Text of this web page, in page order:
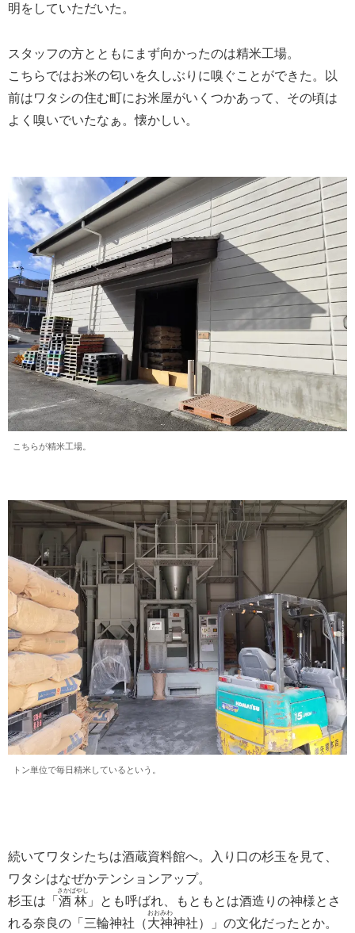
明をしていただいた。
スタッフの方とともにまず向かったのは精米工場。
こちらではお米の匂いを久しぶりに嗅ぐことができた。以
前はワタシの住む町にお米屋がいくつかあって、その頃は
よく嗅いでいたなぁ。懐かしい。
こちらが精米工場。
トン単位で毎日精米しているという。
続いてワタシたちは酒蔵資料館へ。入り口の杉玉を見て、
ワタシはなぜかテンションアップ。
杉玉は「 酒林
さかばやし
」とも呼ばれ、もともとは酒造りの神様とさ
れる奈良の「三輪神社（大神
おおみわ
神社）」の文化だったとか。